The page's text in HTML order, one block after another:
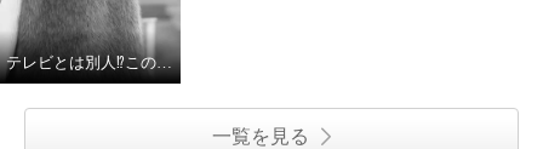
テレビとは別人⁉︎この変化、見逃せない！#ショップチャンネル #テレビ通販 #shorts #永井キャスト
一覧を見る